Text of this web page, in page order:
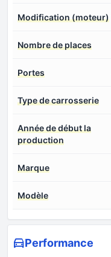
Modification (moteur)
Nombre de places
Portes
Type de carrosserie
Année de début la
production
Marque
Modèle
Performance